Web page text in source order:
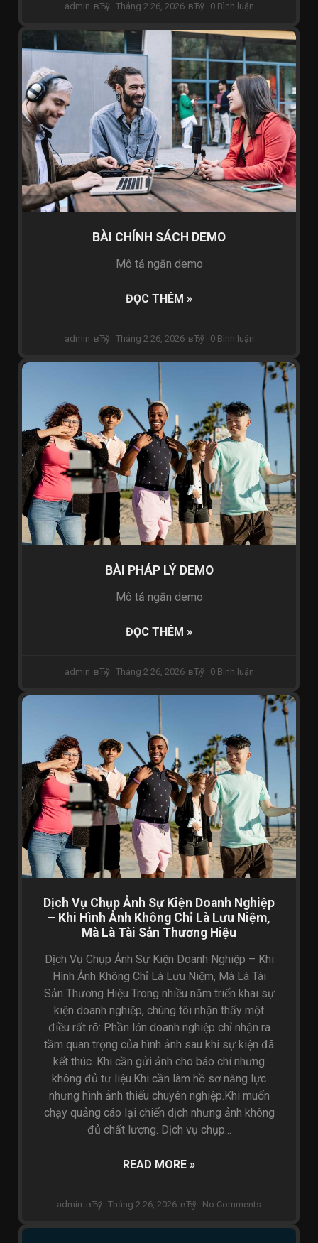
admin Tháng 2 26, 2026 0 Bình luận
PHÁP LY & CHÍNH SÁCH
BÀI CHÍNH SÁCH DEMO
Mô tả ngắn demo
ĐỌC THÊM »
admin Tháng 2 26, 2026 0 Bình luận
PHÁP LY & CHÍNH SÁCH
BÀI PHÁP LÝ DEMO
Mô tả ngắn demo
ĐỌC THÊM »
admin Tháng 2 26, 2026 0 Bình luận
CHỤP ẢNH SỰ KIỆN
Dịch Vụ Chụp Ảnh Sự Kiện Doanh Nghiệp
– Khi Hình Ảnh Không Chỉ Là Lưu Niệm,
Mà Là Tài Sản Thương Hiệu
Dịch Vụ Chụp Ảnh Sự Kiện Doanh Nghiệp – Khi
Hình Ảnh Không Chỉ Là Lưu Niệm, Mà Là Tài
Sản Thương Hiệu Trong nhiều năm triển khai sự
kiện doanh nghiệp, chúng tôi nhận thấy một
điều rất rõ: Phần lớn doanh nghiệp chỉ nhận ra
tầm quan trọng của hình ảnh sau khi sự kiện đã
kết thúc. Khi cần gửi ảnh cho báo chí nhưng
không đủ tư liệu.Khi cần làm hồ sơ năng lực
nhưng hình ảnh thiếu chuyên nghiệp.Khi muốn
chạy quảng cáo lại chiến dịch nhưng ảnh không
đủ chất lượng. Dịch vụ chụp...
READ MORE »
admin Tháng 2 26, 2026 No Comments